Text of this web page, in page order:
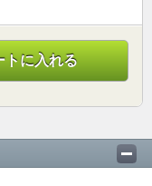
トに入れる